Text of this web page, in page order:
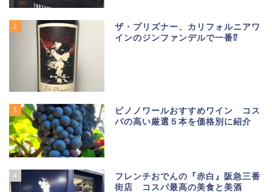
2
ザ・プリズナー、カリフォルニアワ
インのジンファンデルで一番⁉
3
ピノノワールおすすめワイン コス
パの高い厳選５本を価格別に紹介
4
フレンチおでんの『赤白』阪急三番
街店 コスパ最高の美食と美酒